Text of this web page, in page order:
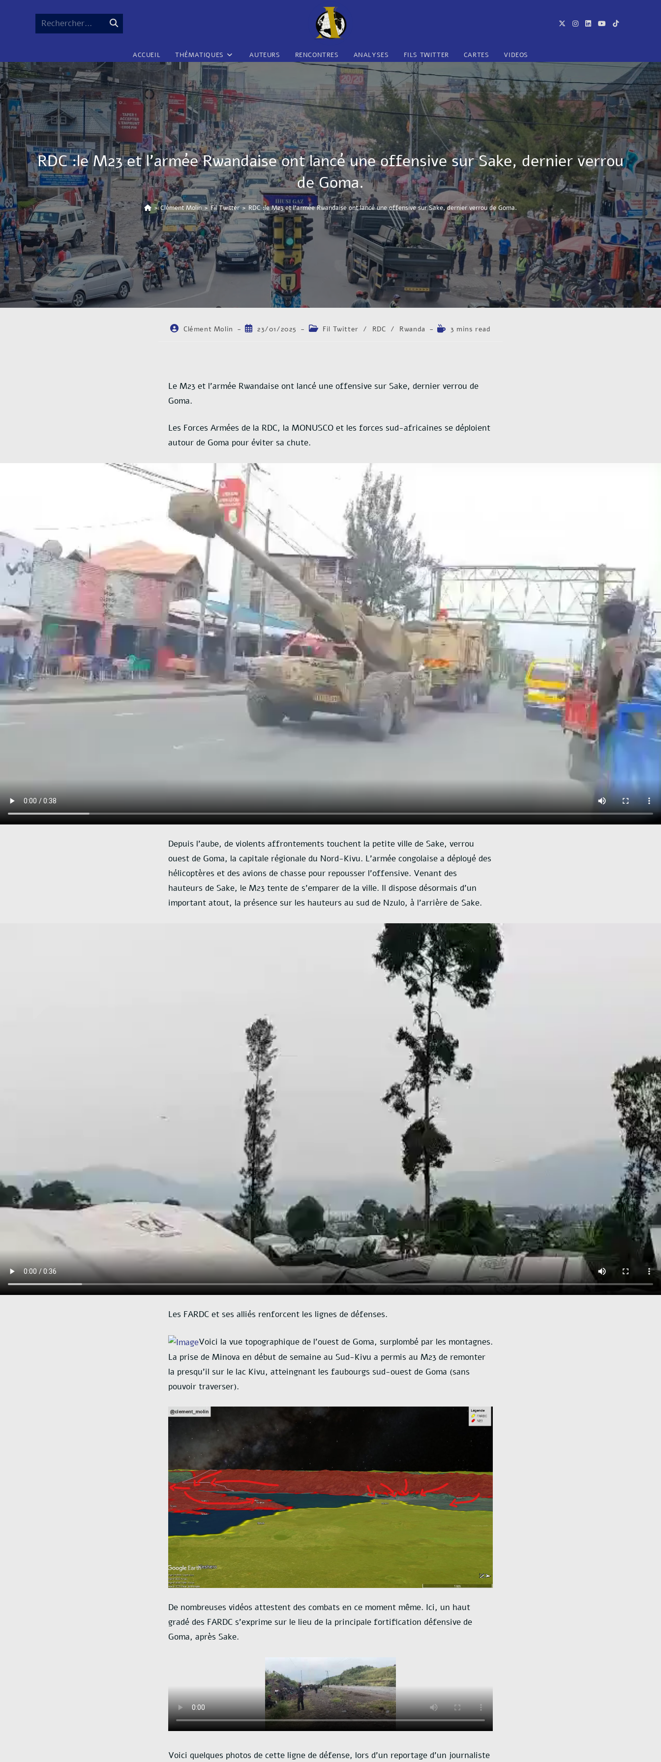
Rechercher…
ACCUEIL THÉMATIQUES AUTEURS RENCONTRES ANALYSES FILS TWITTER CARTES VIDEOS
RDC :le M23 et l’armée Rwandaise ont lancé une offensive sur Sake, dernier verrou
de Goma.
> Clément Molin > Fil Twitter > RDC :le M23 et l’armée Rwandaise ont lancé une offensive sur Sake, dernier verrou de Goma.
Clément Molin 23/01/2025 Fil Twitter / RDC / Rwanda 3 mins read
Le M23 et l’armée Rwandaise ont lancé une offensive sur Sake, dernier verrou de
Goma.
Les Forces Armées de la RDC, la MONUSCO et les forces sud-africaines se déploient
autour de Goma pour éviter sa chute.
Depuis l’aube, de violents affrontements touchent la petite ville de Sake, verrou
ouest de Goma, la capitale régionale du Nord-Kivu. L’armée congolaise a déployé des
hélicoptères et des avions de chasse pour repousser l’offensive. Venant des
hauteurs de Sake, le M23 tente de s’emparer de la ville. Il dispose désormais d’un
important atout, la présence sur les hauteurs au sud de Nzulo, à l’arrière de Sake.
Les FARDC et ses alliés renforcent les lignes de défenses.
Voici la vue topographique de l’ouest de Goma, surplombé par les montagnes.
La prise de Minova en début de semaine au Sud-Kivu a permis au M23 de remonter
la presqu’il sur le lac Kivu, atteingnant les faubourgs sud-ouest de Goma (sans
pouvoir traverser).
De nombreuses vidéos attestent des combats en ce moment même. Ici, un haut
gradé des FARDC s’exprime sur le lieu de la principale fortification défensive de
Goma, après Sake.
Voici quelques photos de cette ligne de défense, lors d’un reportage d’un journaliste